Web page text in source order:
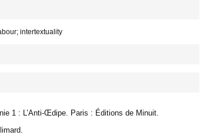
intertextuality
1 : L’Anti-Œdipe. Paris : Éditions de Minuit.